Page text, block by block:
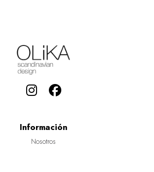
Información
Nosotros